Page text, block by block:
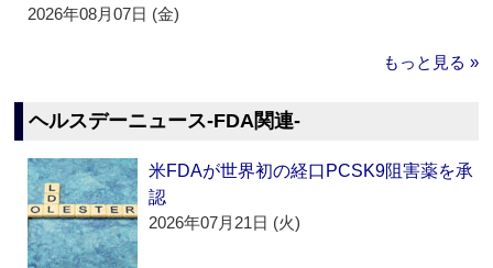
2026年08月07日 (金)
もっと見る »
ヘルスデーニュース‐FDA関連‐
米FDAが世界初の経口PCSK9阻害薬を承
認
2026年07月21日 (火)